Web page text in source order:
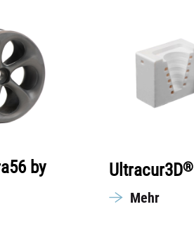
by
Ultracur3D®
Mehr